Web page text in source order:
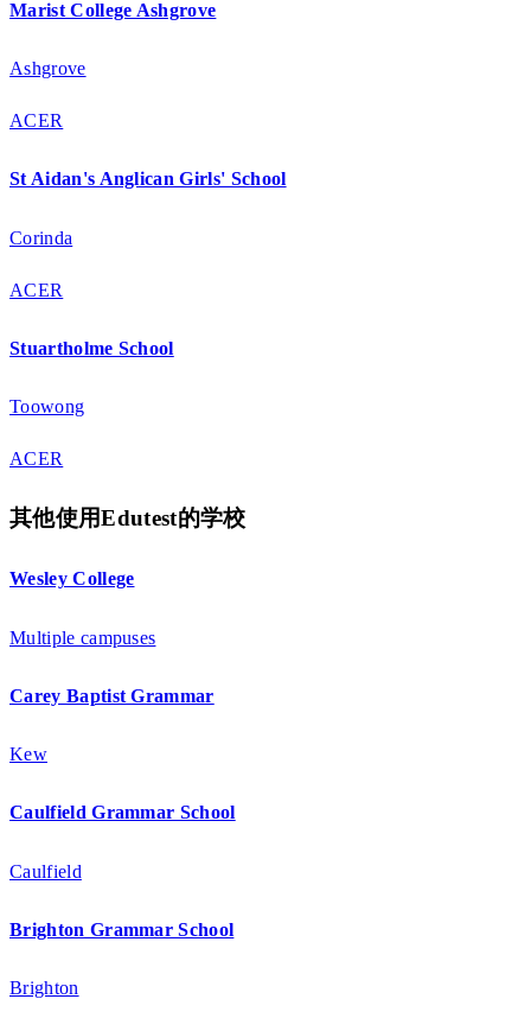
Marist College Ashgrove
Ashgrove
ACER
St Aidan's Anglican Girls' School
Corinda
ACER
Stuartholme School
Toowong
ACER
其他使用Edutest的学校
Wesley College
Multiple campuses
Carey Baptist Grammar
Kew
Caulfield Grammar School
Caulfield
Brighton Grammar School
Brighton